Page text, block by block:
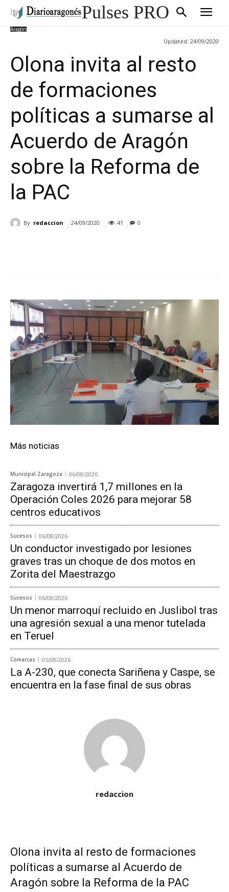
Pulses PRO
Aragón
Updated: 24/09/2020
Olona invita al resto
de formaciones
políticas a sumarse al
Acuerdo de Aragón
sobre la Reforma de
la PAC
By redaccion 24/09/2020 41 0
Más noticias
Municipal Zaragoza 06/08/2026
Zaragoza invertirá 1,7 millones en la
Operación Coles 2026 para mejorar 58
centros educativos
Sucesos 06/08/2026
Un conductor investigado por lesiones
graves tras un choque de dos motos en
Zorita del Maestrazgo
Sucesos 06/08/2026
Un menor marroquí recluido en Juslibol tras
una agresión sexual a una menor tutelada
en Teruel
Comarcas 05/08/2026
La A-230, que conecta Sariñena y Caspe, se
encuentra en la fase final de sus obras
redaccion
Olona invita al resto de formaciones
políticas a sumarse al Acuerdo de
Aragón sobre la Reforma de la PAC